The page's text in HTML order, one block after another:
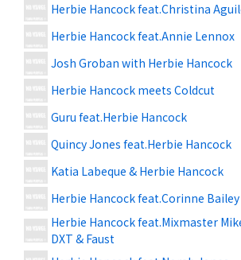
Herbie Hancock feat.Christina
Herbie Hancock feat.Annie Lennox
Josh Groban with Herbie Hancock
Herbie Hancock meets Coldcut
Guru feat.Herbie Hancock
Quincy Jones feat.Herbie Hancock
Katia Labeque & Herbie Hancock
Herbie Hancock feat.Corinne Bailey
Herbie Hancock feat.Mixmaster
DXT & Faust